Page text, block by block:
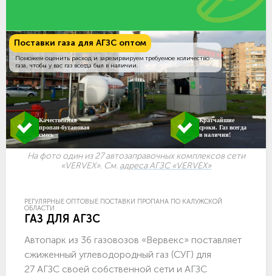
Поставки газа для АГЗС оптом
Поможем оценить расход и зарезирвируем требуемое количество
газа, чтобы у вас газ всегда был в наличии.
Качественная
пропан-бутановая
смесь
Кратчайшие
сроки. Газ всегда
в наличии!
На фото один из 27 автозаправочных комплексов сети
«VERVEX». См. адреса АГЗС «VERVEX»
РЕГУЛЯРНЫЕ ОПТОВЫЕ ПОСТАВКИ ПРОПАНА ПО КАЛУЖСКОЙ
ОБЛАСТИ
ГАЗ ДЛЯ АГЗС
Автопарк из 36 газовозов «Вервекс» поставляет
сжиженный углеводородный газ (СУГ) для
27 АГЗС своей собственной сети и АГЗС